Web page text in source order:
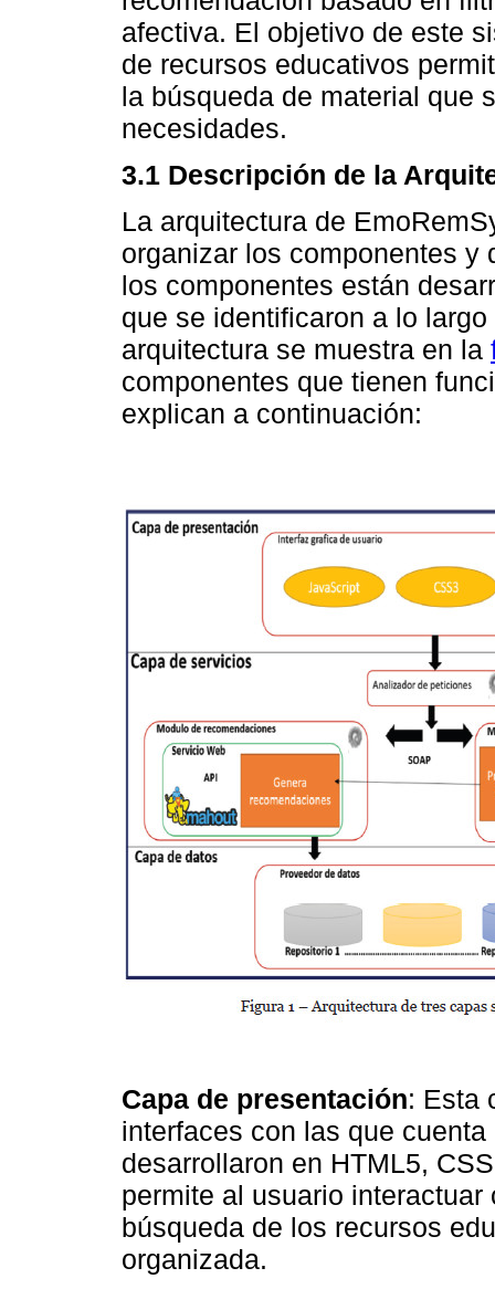
afectiva. El objetivo de este
de recursos educativos
la búsqueda de material que
necesidades.
3.1 Descripción de la
La arquitectura de
organizar los componentes y
los componentes están
que se identificaron a lo
arquitectura se muestra en la
componentes que tienen
explican a continuación:
Capa de presentación: Esta
interfaces con las que
desarrollaron en HTML5,
permite al usuario
búsqueda de los recursos
organizada.